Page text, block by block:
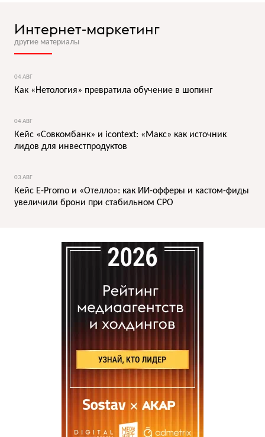
Интернет-маркетинг
другие материалы
04 АВГ
Как «Нетология» превратила обучение в шопинг
04 АВГ
Кейс «Совкомбанк» и icontext: «Макс» как источник
лидов для инвестпродуктов
03 АВГ
Кейс E-Promo и «Отелло»: как ИИ-офферы и кастом-фиды
увеличили брони при стабильном CPO